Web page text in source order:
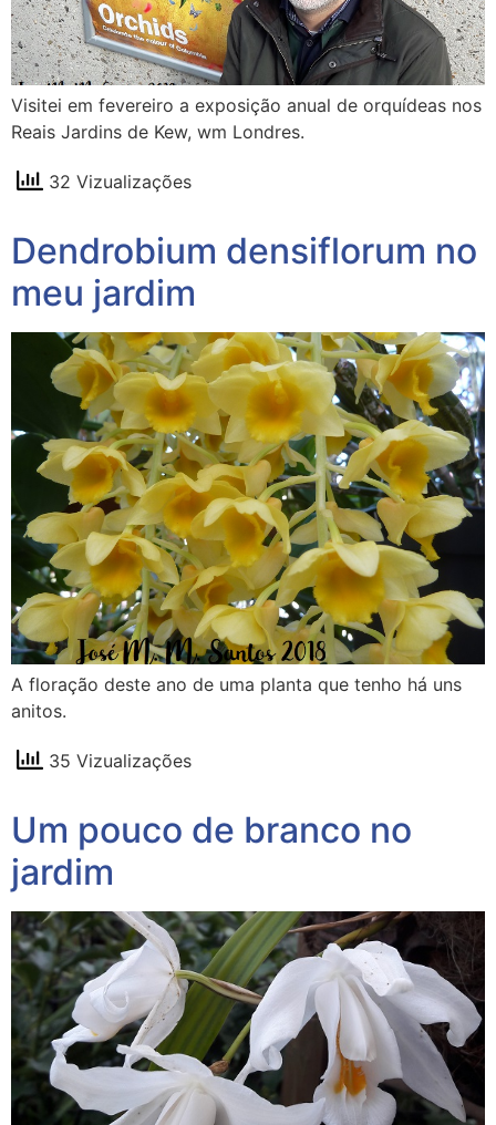
Visitei em fevereiro a exposição anual de orquídeas nos
Reais Jardins de Kew, wm Londres.
32 Vizualizações
Dendrobium densiflorum no
meu jardim
A floração deste ano de uma planta que tenho há uns
anitos.
35 Vizualizações
Um pouco de branco no
jardim